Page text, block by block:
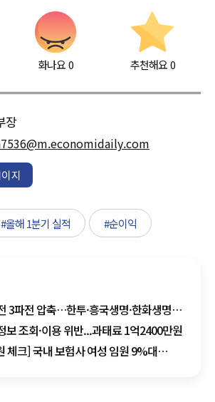
화나요0 추천해요 0
장
지
#올해 1분기 실적 #순이익
3파전 압축…한투·흥국생명·한화생명
보 조회·이용 위반...과태료 1억2400만원
체크] 국내 보험사 여성 임원 9%대